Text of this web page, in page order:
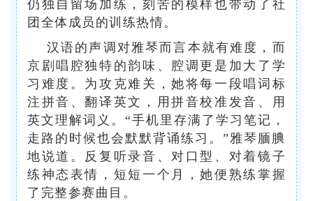
仍独自留场加练，刻苦的模样也带动了社
团全体成员的训练热情。
汉语的声调对雅琴而言本就有难度，而
京剧唱腔独特的韵味、腔调更是加大了学
习难度。为攻克难关，她将每一段唱词标
注拼音、翻译英文，用拼音校准发音、用
英文理解词义。“手机里存满了学习笔记，
走路的时候也会默默背诵练习。”雅琴腼腆
地说道。反复听录音、对口型、对着镜子
练神态表情，短短一个月，她便熟练掌握
了完整参赛曲目。